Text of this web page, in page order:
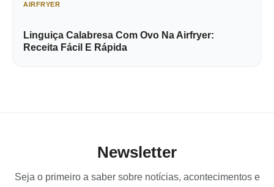
AIRFRYER
Linguiça Calabresa Com Ovo Na Airfryer:
Receita Fácil E Rápida
Newsletter
Seja o primeiro a saber sobre notícias, acontecimentos e